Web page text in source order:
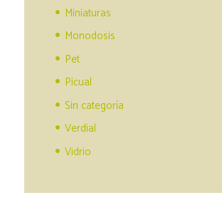
Miniaturas
Monodosis
Pet
Picual
Sin categoría
Verdial
Vidrio